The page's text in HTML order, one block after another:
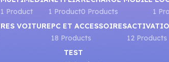
1 Product
1 Product0 Products
1
VOITUREPC ET ACCESSOIRES
18 Products
12 Products
TEST